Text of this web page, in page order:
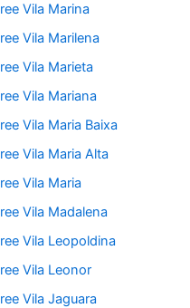
Vila Marina
Vila Marilena
Vila Marieta
Vila Mariana
Vila Maria Baixa
Vila Maria Alta
Vila Maria
Vila Madalena
Vila Leopoldina
Vila Leonor
Vila Jaguara